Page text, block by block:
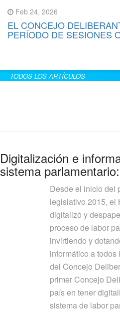
Feb 24, 2026
EL CONCEJO
PERÍODO DE SESIONES
TODOS LOS ARTÍCULOS
Digitalización e
sistema parlamentario:
Desde el inicio del
legislativo 2015, el
digitalizó y
proceso de labor
invirtiendo y
informático a todos
del Concejo
primer Concejo
país en tener
sistema de labor